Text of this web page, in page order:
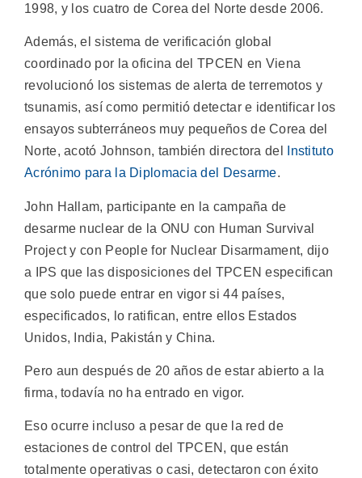
1998, y los cuatro de Corea del Norte desde 2006.
Además, el sistema de verificación global
coordinado por la oficina del TPCEN en Viena
revolucionó los sistemas de alerta de terremotos y
tsunamis, así como permitió detectar e identificar los
ensayos subterráneos muy pequeños de Corea del
Norte, acotó Johnson, también directora del
Instituto
Acrónimo para la Diplomacia del Desarme.
John Hallam, participante en la campaña de
desarme nuclear de la ONU con Human Survival
Project y con People for Nuclear Disarmament, dijo
a IPS que las disposiciones del TPCEN especifican
que solo puede entrar en vigor si 44 países,
especificados, lo ratifican, entre ellos Estados
Unidos, India, Pakistán y China.
Pero aun después de 20 años de estar abierto a la
firma, todavía no ha entrado en vigor.
Eso ocurre incluso a pesar de que la red de
estaciones de control del TPCEN, que están
totalmente operativas o casi, detectaron con éxito